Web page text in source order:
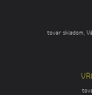
tovar skladom,